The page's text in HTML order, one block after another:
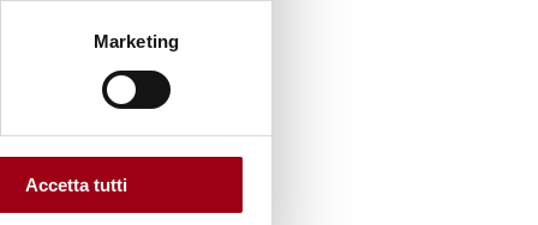
Marketing
Accetta tutti
che